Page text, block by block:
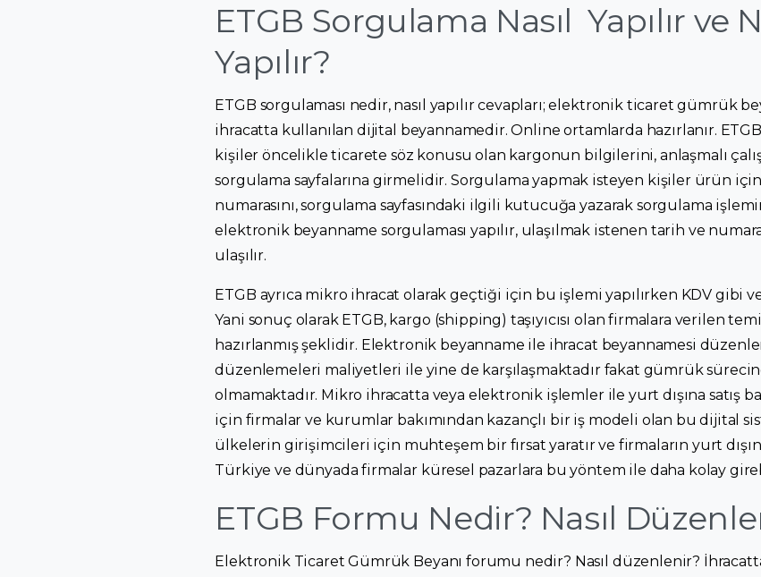
ETGB Sorgulama Nasıl Yapılır ve
Yapılır?
ETGB sorgulaması nedir, nasıl yapılır cevapları; elektronik ticaret gümrük
ihracatta kullanılan dijital beyannamedir. Online ortamlarda hazırlanır.
kişiler öncelikle ticarete söz konusu olan kargonun bilgilerini, anlaşmalı
sorgulama sayfalarına girmelidir. Sorgulama yapmak isteyen kişiler ürün
numarasını, sorgulama sayfasındaki ilgili kutucuğa yazarak sorgulama
elektronik beyanname sorgulaması yapılır, ulaşılmak istenen tarih ve
ulaşılır.
ETGB ayrıca mikro ihracat olarak geçtiği için bu işlemi yapılırken KDV gibi
Yani sonuç olarak ETGB, kargo (shipping) taşıyıcısı olan firmalara verilen
hazırlanmış şeklidir. Elektronik beyanname ile ihracat beyannamesi
düzenlemeleri maliyetleri ile yine de karşılaşmaktadır fakat gümrük
olmamaktadır. Mikro ihracatta veya elektronik işlemler ile yurt dışına satış
için firmalar ve kurumlar bakımından kazançlı bir iş modeli olan bu dijital
ülkelerin girişimcileri için muhteşem bir fırsat yaratır ve firmaların yurt
Türkiye ve dünyada firmalar küresel pazarlara bu yöntem ile daha kolay
ETGB Formu Nedir? Nasıl
Elektronik Ticaret Gümrük Beyanı forumu nedir? Nasıl düzenlenir? İhracatta